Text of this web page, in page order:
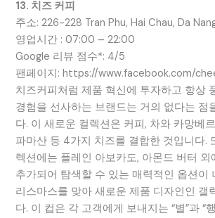
13. 치즈 커피
주소: 226-228 Tran Phu, Hai Chau, Da
영업시간 : 07:00 – 22:00
Google 리뷰 점수*: 4/5
팬페이지: https://www.facebook.com/
치즈커피처럼 제품 혁신에 투자하고 항상
경험을 선사하는 브랜드는 거의 없다는 점
다. 이 새로운 컬렉션은 커피, 차와 카망베
파마산 등 4가지 치즈를 결합한 것입니다.
렉션에는 플레인 아보카도, 아몬드 버터
추가되어 탐색할 수 있는 매력적인 옵션이
리스마스를 맞아 새로운 제품 디자인인 갤
다. 이 컵은 각 고객에게 보내지는 “별”과 “